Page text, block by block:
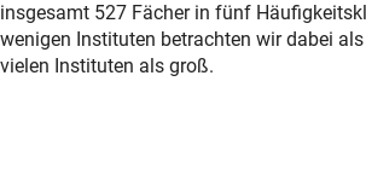
insgesamt 527 Fächer in fünf
wenigen Instituten betrachten wir dabei
vielen Instituten als groß.